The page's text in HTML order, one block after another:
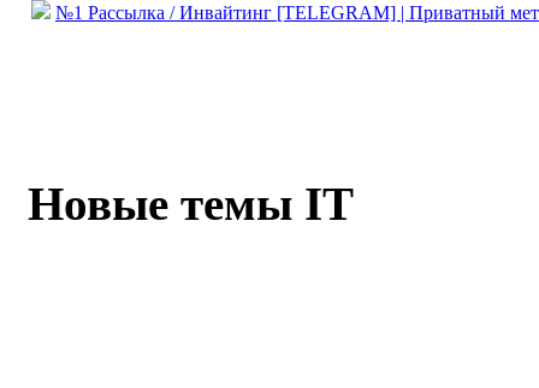
№1 Рассылка / Инвайтинг [TELEGRAM] | Приватный
Новые темы IT